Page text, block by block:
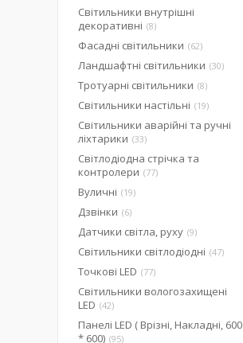
Світильники внутрішні
декоративні 8
Фасадні світильники 62
Ландшафтні світильники 30
Тротуарні світильники 8
Світильники настільні 19
Світильники аварійні та ручні
ліхтарики 33
Світлодіодна стрічка та
контролери
77
Вуличні 19
Дзвінки 6
Датчики світла, руху 9
Світильники світлодіодні 47
Точкові LED 77
Світильники вологозахищені
LED 42
Панелі LED ( Врізні, Накладні, 600
* 600) 95